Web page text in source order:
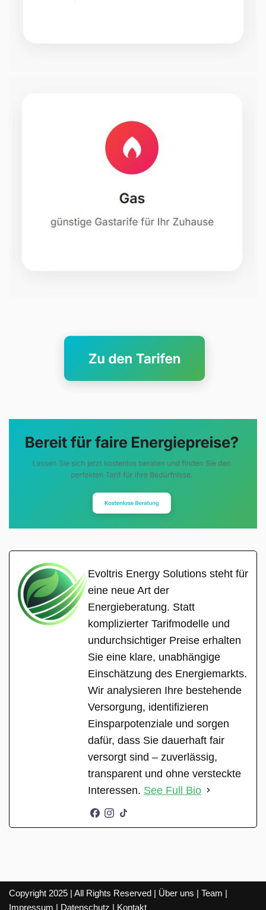
Evoltris Energy Solutions steht für
eine neue Art der
Energieberatung. Statt
komplizierter Tarifmodelle und
undurchsichtiger Preise erhalten
Sie eine klare, unabhängige
Einschätzung des Energiemarkts.
Wir analysieren Ihre bestehende
Versorgung, identifizieren
Einsparpotenziale und sorgen
dafür, dass Sie dauerhaft fair
versorgt sind – zuverlässig,
transparent und ohne versteckte
Interessen. See Full Bio
Copyright 2025 | All Rights Reserved | Über uns | Team |
Impressum | Datenschutz | Kontakt